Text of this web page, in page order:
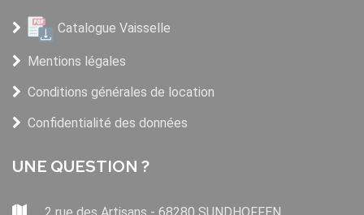
Catalogue Vaisselle
Mentions légales
Conditions générales de location
Confidentialité des données
UNE QUESTION ?